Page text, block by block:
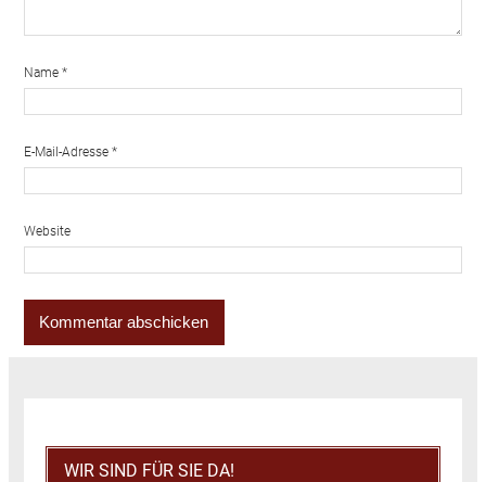
Name *
E-Mail-Adresse *
Website
WIR SIND FÜR SIE DA!